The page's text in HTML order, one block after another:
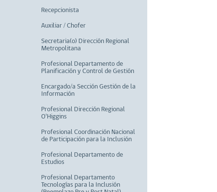
Recepcionista
Auxiliar / Chofer
Secretaria(o) Dirección Regional
Metropolitana
Profesional Departamento de
Planificación y Control de Gestión
Encargado/a Sección Gestión de la
Información
Profesional Dirección Regional
O'Higgins
Profesional Coordinación Nacional
de Participación para la Inclusión
Profesional Departamento de
Estudios
Profesional Departamento
Tecnologías para la Inclusión